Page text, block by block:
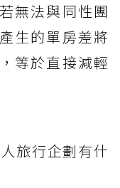
無法與同性團
生的單房差將
等於直接減輕
旅行企劃有什